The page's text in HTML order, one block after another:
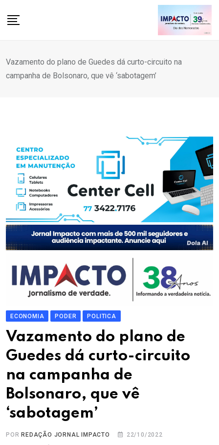
Vazamento do plano de Guedes dá curto-circuito na
campanha de Bolsonaro, que vê ‘sabotagem’
ECONOMIA PODER POLITICA
Vazamento do plano de
Guedes dá curto-circuito
na campanha de
Bolsonaro, que vê
‘sabotagem’
POR REDAÇÃO JORNAL IMPACTO
22/10/2022